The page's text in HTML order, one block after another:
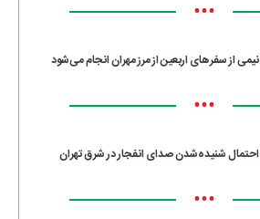
•••
نیمی از سفرهای اربعین از مرز مهران انجام می‌شود
•••
احتمال شنیده‌شدن صدای انفجار در شرق تهران
•••